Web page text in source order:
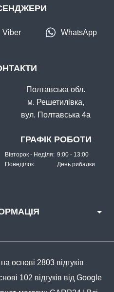
Полтавська обл.
м. Решетилівка,
вул. Полтавська 4а
ГРАФІК РОБОТИ
Вівторок - Неділя: 9:00 - 13:00
Понеділок:
День рибалки
Viber WhatsApp
основі 2803 відгуків
102 відгуків від Google